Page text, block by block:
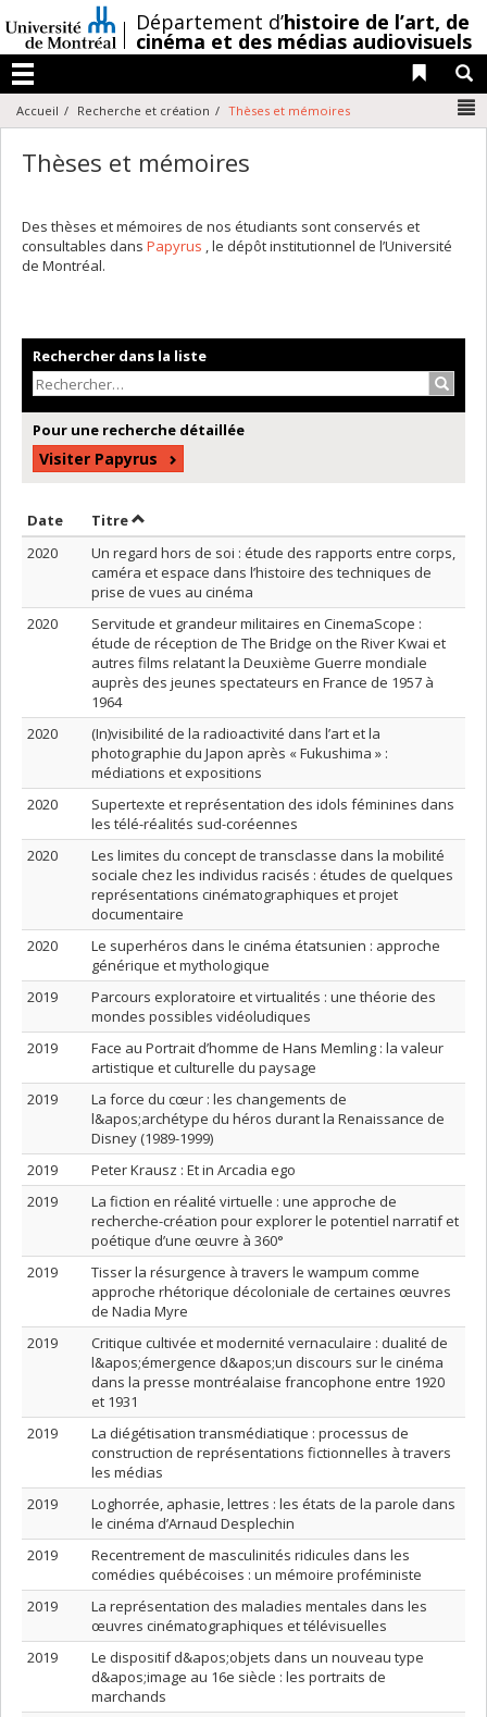
au
contenu
/Département d’histoire de l’art, de
cinéma et des médias audiovisuels
Menu
Liens
Accueil Recherche et création Thèses et mémoires
Thèses et mémoires
Des thèses et mémoires de nos étudiants sont conservés et
consultables dans Papyrus , le dépôt institutionnel de l’Université
de Montréal.
Rechercher dans la liste
Pour une recherche détaillée
Visiter Papyrus
Date Trier par date en ordre croissant
TitreTrier par titre en ordre croissant
2020
Un regard hors de soi : étude des rapports entre corps,
caméra et espace dans l’histoire des techniques de
prise de vues au cinéma
2020
Servitude et grandeur militaires en CinemaScope :
étude de réception de The Bridge on the River Kwai et
autres films relatant la Deuxième Guerre mondiale
auprès des jeunes spectateurs en France de 1957 à
1964
2020
(In)visibilité de la radioactivité dans l’art et la
photographie du Japon après « Fukushima » :
médiations et expositions
2020
Supertexte et représentation des idols féminines dans
les télé-réalités sud-coréennes
2020
Les limites du concept de transclasse dans la mobilité
sociale chez les individus racisés : études de quelques
représentations cinématographiques et projet
documentaire
2020
Le superhéros dans le cinéma étatsunien : approche
générique et mythologique
2019
Parcours exploratoire et virtualités : une théorie des
mondes possibles vidéoludiques
2019
Face au Portrait d’homme de Hans Memling : la valeur
artistique et culturelle du paysage
2019
La force du cœur : les changements de
l&apos;archétype du héros durant la Renaissance de
Disney (1989-1999)
2019
Peter Krausz : Et in Arcadia ego
2019
La fiction en réalité virtuelle : une approche de
recherche-création pour explorer le potentiel narratif et
poétique d’une œuvre à 360°
2019
Tisser la résurgence à travers le wampum comme
approche rhétorique décoloniale de certaines œuvres
de Nadia Myre
2019
Critique cultivée et modernité vernaculaire : dualité de
l&apos;émergence d&apos;un discours sur le cinéma
dans la presse montréalaise francophone entre 1920
et 1931
2019
La diégétisation transmédiatique : processus de
construction de représentations fictionnelles à travers
les médias
2019
Loghorrée, aphasie, lettres : les états de la parole dans
le cinéma d’Arnaud Desplechin
2019
Recentrement de masculinités ridicules dans les
comédies québécoises : un mémoire proféministe
2019
La représentation des maladies mentales dans les
œuvres cinématographiques et télévisuelles
2019
Le dispositif d&apos;objets dans un nouveau type
d&apos;image au 16e siècle : les portraits de
marchands